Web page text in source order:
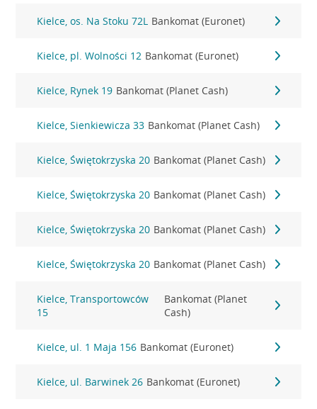
Kielce, os. Na Stoku 72L Bankomat (Euronet)
Kielce, pl. Wolności 12 Bankomat (Euronet)
Kielce, Rynek 19 Bankomat (Planet Cash)
Kielce, Sienkiewicza 33 Bankomat (Planet Cash)
Kielce, Świętokrzyska 20 Bankomat (Planet Cash)
Kielce, Świętokrzyska 20 Bankomat (Planet Cash)
Kielce, Świętokrzyska 20 Bankomat (Planet Cash)
Kielce, Świętokrzyska 20 Bankomat (Planet Cash)
Kielce, Transportowców
15
Bankomat (Planet
Cash)
Kielce, ul. 1 Maja 156 Bankomat (Euronet)
Kielce, ul. Barwinek 26 Bankomat (Euronet)